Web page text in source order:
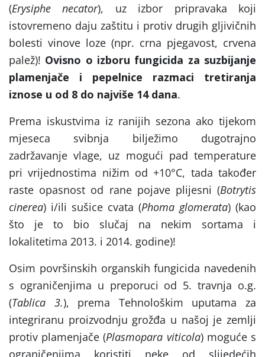
(Erysiphe necator), uz izbor pripravaka koji
istovremeno daju zaštitu i protiv drugih gljivičnih
bolesti vinove loze (npr. crna pjegavost, crvena
palež)! Ovisno o izboru fungicida za suzbijanje
plamenjače i pepelnice razmaci tretiranja
iznose u od 8 do najviše 14 dana.
Prema iskustvima iz ranijih sezona ako tijekom
mjeseca svibnja bilježimo dugotrajno
zadržavanje vlage, uz mogući pad temperature
pri vrijednostima nižim od +10°C, tada također
raste opasnost od rane pojave plijesni (Botrytis
cinerea) i/ili sušice cvata (Phoma glomerata) (kao
što je to bio slučaj na nekim sortama i
lokalitetima 2013. i 2014. godine)!
Osim površinskih organskih fungicida navedenih
s ograničenjima u preporuci od 5. travnja o.g.
(Tablica 3.), prema Tehnološkim uputama za
integriranu proizvodnju grožđa u našoj je zemlji
protiv plamenjače (Plasmopara viticola) moguće s
ograničenjima koristiti neke od slijedećih